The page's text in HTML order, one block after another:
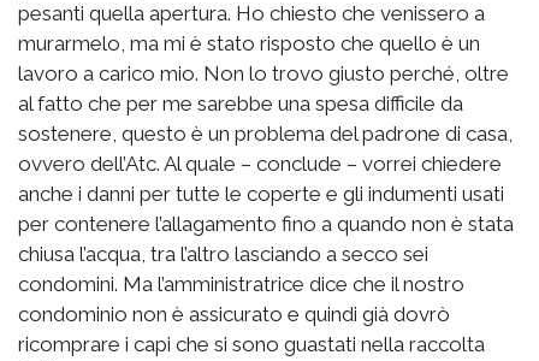
pesanti quella apertura. Ho chiesto che venissero a
murarmelo, ma mi è stato risposto che quello è un
lavoro a carico mio. Non lo trovo giusto perché, oltre
al fatto che per me sarebbe una spesa difficile da
sostenere, questo è un problema del padrone di casa,
ovvero dell’Atc. Al quale – conclude – vorrei chiedere
anche i danni per tutte le coperte e gli indumenti usati
per contenere l’allagamento fino a quando non è stata
chiusa l’acqua, tra l’altro lasciando a secco sei
condomini. Ma l’amministratrice dice che il nostro
condominio non è assicurato e quindi già dovrò
ricomprare i capi che si sono guastati nella raccolta